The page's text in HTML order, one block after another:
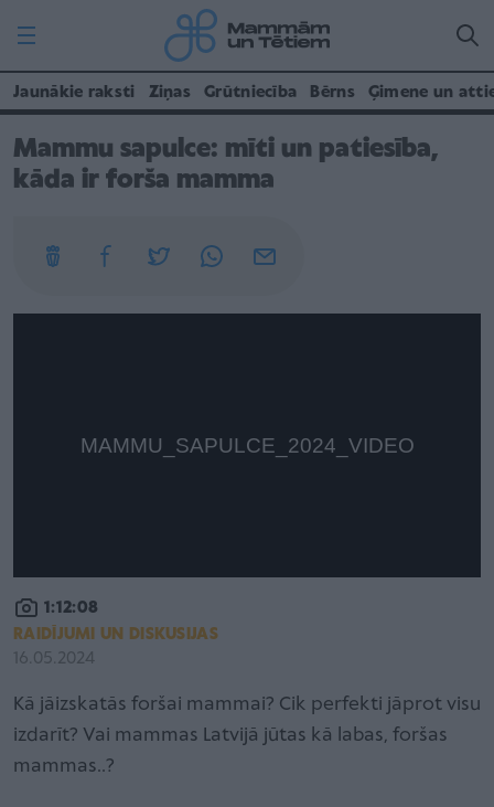
Jaunākie raksti Ziņas Grūtniecība Bērns Ģimene un
Mammu sapulce: mīti un patiesība,
kāda ir forša mamma
1:12:08
RAIDĪJUMI UN DISKUSIJAS
16.05.2024
Kā jāizskatās foršai mammai? Cik perfekti jāprot visu
izdarīt? Vai mammas Latvijā jūtas kā labas, foršas
mammas..?